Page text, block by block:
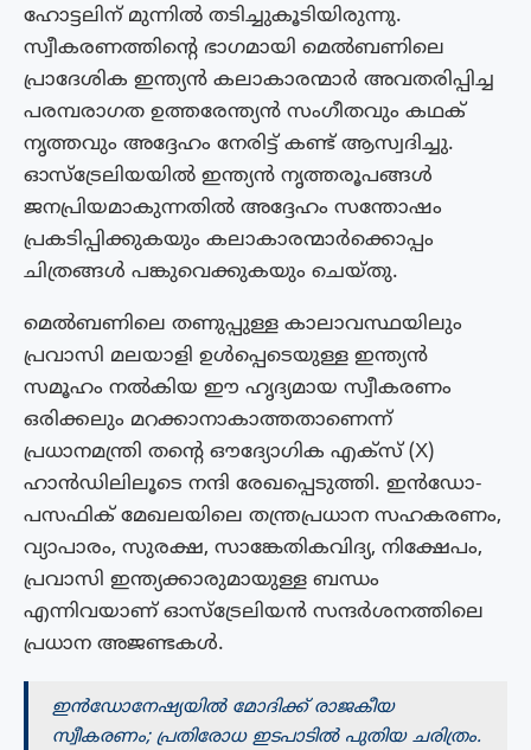
ഹോട്ടലിന് മുന്നിൽ തടിച്ചുകൂടിയിരുന്നു.
സ്വീകരണത്തിന്റെ ഭാഗമായി മെൽബണിലെ
പ്രാദേശിക ഇന്ത്യൻ കലാകാരന്മാർ അവതരിപ്പിച്ച
പരമ്പരാഗത ഉത്തരേന്ത്യൻ സംഗീതവും കഥക്
നൃത്തവും അദ്ദേഹം നേരിട്ട് കണ്ട് ആസ്വദിച്ചു.
ഓസ്‌ട്രേലിയയിൽ ഇന്ത്യൻ നൃത്തരൂപങ്ങൾ
ജനപ്രിയമാകുന്നതിൽ അദ്ദേഹം സന്തോഷം
പ്രകടിപ്പിക്കുകയും കലാകാരന്മാർക്കൊപ്പം
ചിത്രങ്ങൾ പങ്കുവെക്കുകയും ചെയ്തു.
മെൽബണിലെ തണുപ്പുള്ള കാലാവസ്ഥയിലും
പ്രവാസി മലയാളി ഉൾപ്പെടെയുള്ള ഇന്ത്യൻ
സമൂഹം നൽകിയ ഈ ഹൃദ്യമായ സ്വീകരണം
ഒരിക്കലും മറക്കാനാകാത്തതാണെന്ന്
പ്രധാനമന്ത്രി തന്റെ ഔദ്യോഗിക എക്സ് (X)
ഹാൻഡിലിലൂടെ നന്ദി രേഖപ്പെടുത്തി. ഇൻഡോ-
പസഫിക് മേഖലയിലെ തന്ത്രപ്രധാന സഹകരണം,
വ്യാപാരം, സുരക്ഷ, സാങ്കേതികവിദ്യ, നിക്ഷേപം,
പ്രവാസി ഇന്ത്യക്കാരുമായുള്ള ബന്ധം
എന്നിവയാണ് ഓസ്‌ട്രേലിയൻ സന്ദർശനത്തിലെ
പ്രധാന അജണ്ടകൾ.
ഇന്‍ഡോനേഷ്യയില്‍ മോദിക്ക് രാജകീയ
സ്വീകരണം; പ്രതിരോധ ഇടപാടിൽ പുതിയ ചരിത്രം.